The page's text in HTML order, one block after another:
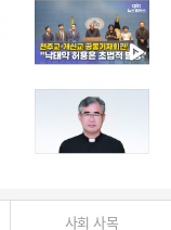
사회 사목